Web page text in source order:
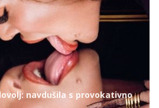
navdušila s provokativno